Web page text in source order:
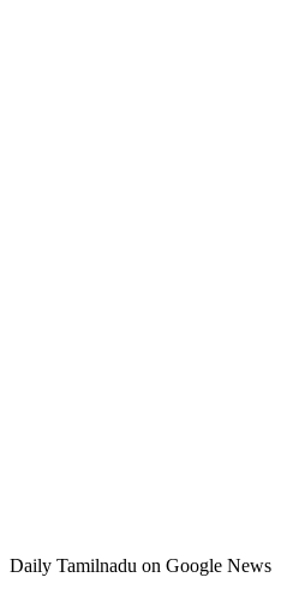
Daily Tamilnadu on Google News